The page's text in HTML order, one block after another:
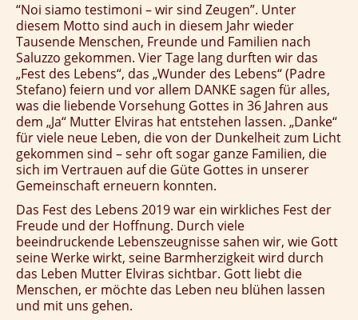
“Noi siamo testimoni – wir sind Zeugen”. Unter
diesem Motto sind auch in diesem Jahr wieder
Tausende Menschen, Freunde und Familien nach
Saluzzo gekommen. Vier Tage lang durften wir das
„Fest des Lebens“, das „Wunder des Lebens“ (Padre
Stefano) feiern und vor allem DANKE sagen für alles,
was die liebende Vorsehung Gottes in 36 Jahren aus
dem „Ja“ Mutter Elviras hat entstehen lassen. „Danke“
für viele neue Leben, die von der Dunkelheit zum Licht
gekommen sind – sehr oft sogar ganze Familien, die
sich im Vertrauen auf die Güte Gottes in unserer
Gemeinschaft erneuern konnten.
Das Fest des Lebens 2019 war ein wirkliches Fest der
Freude und der Hoffnung. Durch viele
beeindruckende Lebenszeugnisse sahen wir, wie Gott
seine Werke wirkt, seine Barmherzigkeit wird durch
das Leben Mutter Elviras sichtbar. Gott liebt die
Menschen, er möchte das Leben neu blühen lassen
und mit uns gehen.